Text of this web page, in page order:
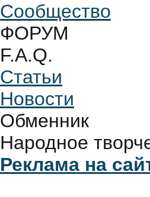
Сообщество
ФОРУМ
F.A.Q.
Статьи
Новости
Обменник
Народное
Реклама на